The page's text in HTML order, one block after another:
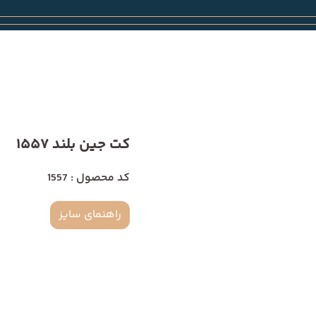
کت جین بلند 1557
کد محصول : 1557
راهنمای سایز